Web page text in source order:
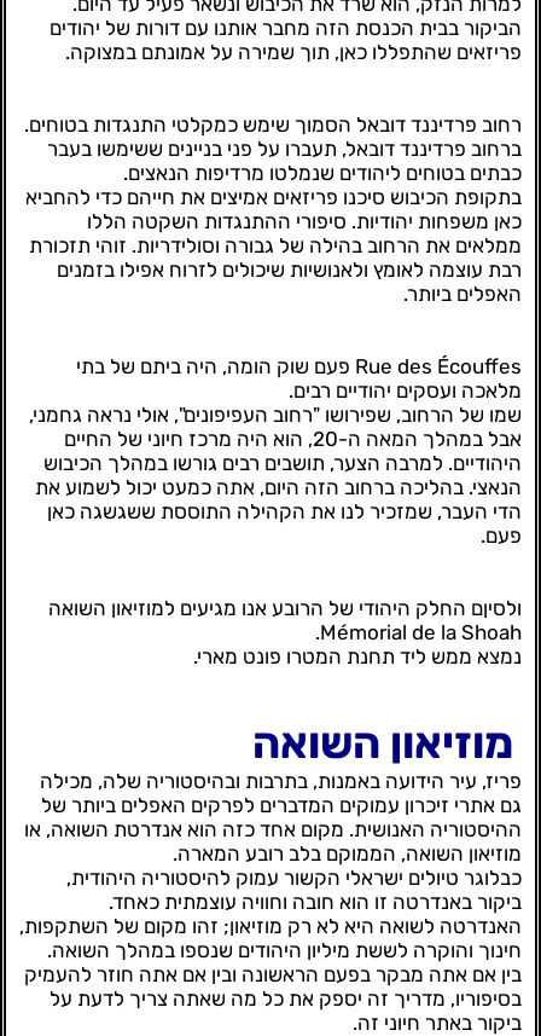
הביקור בבית הכנסת הזה מחבר אותנו עם דורות של יהודים
פריזאים שהתפללו כאן, תוך שמירה על אמונתם במצוקה.
רחוב פרדיננד דובאל הסמוך שימש כמקלטי התנגדות בטוחים.
ברחוב פרדיננד דובאל, תעברו על פני בניינים ששימשו בעבר
כבתים בטוחים ליהודים שנמלטו מרדיפות הנאצים.
בתקופת הכיבוש סיכנו פריזאים אמיצים את חייהם כדי להחביא
כאן משפחות יהודיות. סיפורי ההתנגדות השקטה הללו
ממלאים את הרחוב בהילה של גבורה וסולידריות. זוהי תזכורת
רבת עוצמה לאומץ ולאנושיות שיכולים לזרוח אפילו בזמנים
האפלים ביותר.
Rue des Écouffes פעם שוק הומה, היה ביתם של בתי
מלאכה ועסקים יהודיים רבים.
שמו של הרחוב, שפירושו "רחוב העפיפונים", אולי נראה גחמני,
אבל במהלך המאה ה-20, הוא היה מרכז חיוני של החיים
היהודיים. למרבה הצער, תושבים רבים גורשו במהלך הכיבוש
הנאצי. בהליכה ברחוב הזה היום, אתה כמעט יכול לשמוע את
הדי העבר, שמזכיר לנו את הקהילה התוססת ששגשגה כאן
פעם.
ולסיןם החלק היהודי של הרובע אנו מגיעים למוזיאון השואה
Mémorial de la Shoah.
נמצא ממש ליד תחנת המטרו פונט מארי.
מוזיאון השואה
פריז, עיר הידועה באמנות, בתרבות ובהיסטוריה שלה, מכילה
גם אתרי זיכרון עמוקים המדברים לפרקים האפלים ביותר של
ההיסטוריה האנושית. מקום אחד כזה הוא אנדרטת השואה, או
מוזיאון השואה, הממוקם בלב רובע המארה.
כבלוגר טיולים ישראלי הקשור עמוק להיסטוריה היהודית,
ביקור באנדרטה זו הוא חובה וחוויה עוצמתית כאחד.
האנדרטה לשואה היא לא רק מוזיאון; זהו מקום של השתקפות,
חינוך והוקרה לששת מיליון היהודים שנספו במהלך השואה.
בין אם אתה מבקר בפעם הראשונה ובין אם אתה חוזר להעמיק
בסיפוריו, מדריך זה יספק את כל מה שאתה צריך לדעת על
ביקור באתר חיוני זה.